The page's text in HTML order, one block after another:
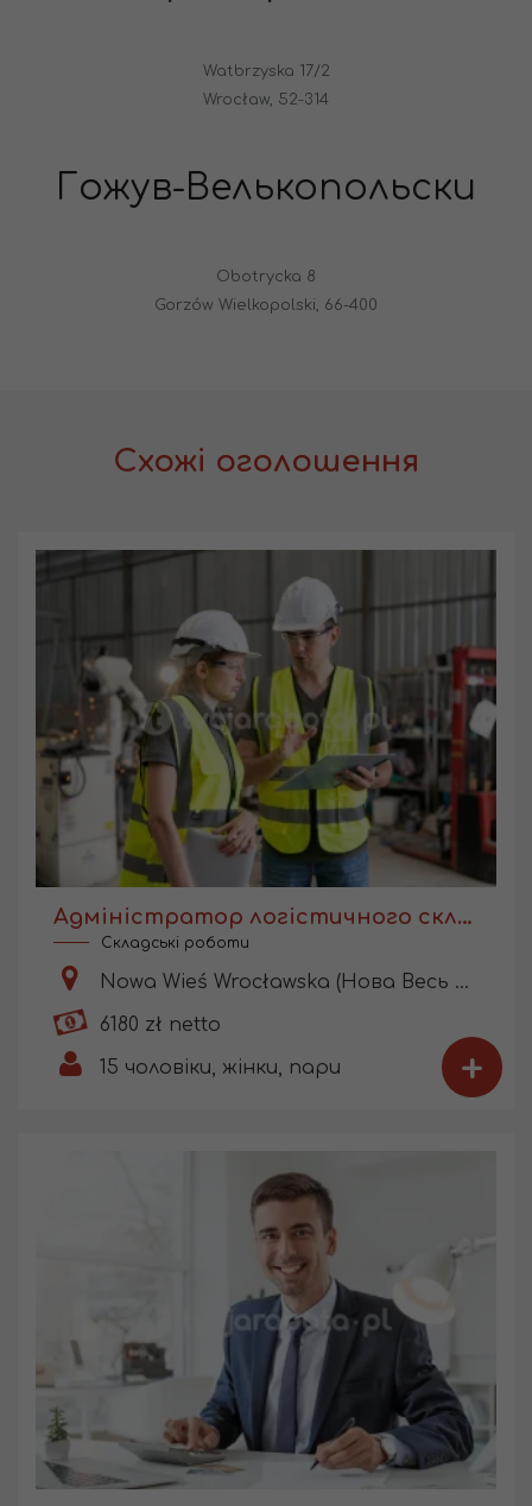
Watbrzyska 17/2
Wrocław, 52-314
Гожув-Велькопольски
Obotrycka 8
Gorzów Wielkopolski, 66-400
Схожі оголошення
Адміністратор логістичного складу
Складські роботи
Nowa Wieś Wrocławska (Нова Весь Вроцлавська)
6180 zł netto
15 чоловіки, жінки, пари +